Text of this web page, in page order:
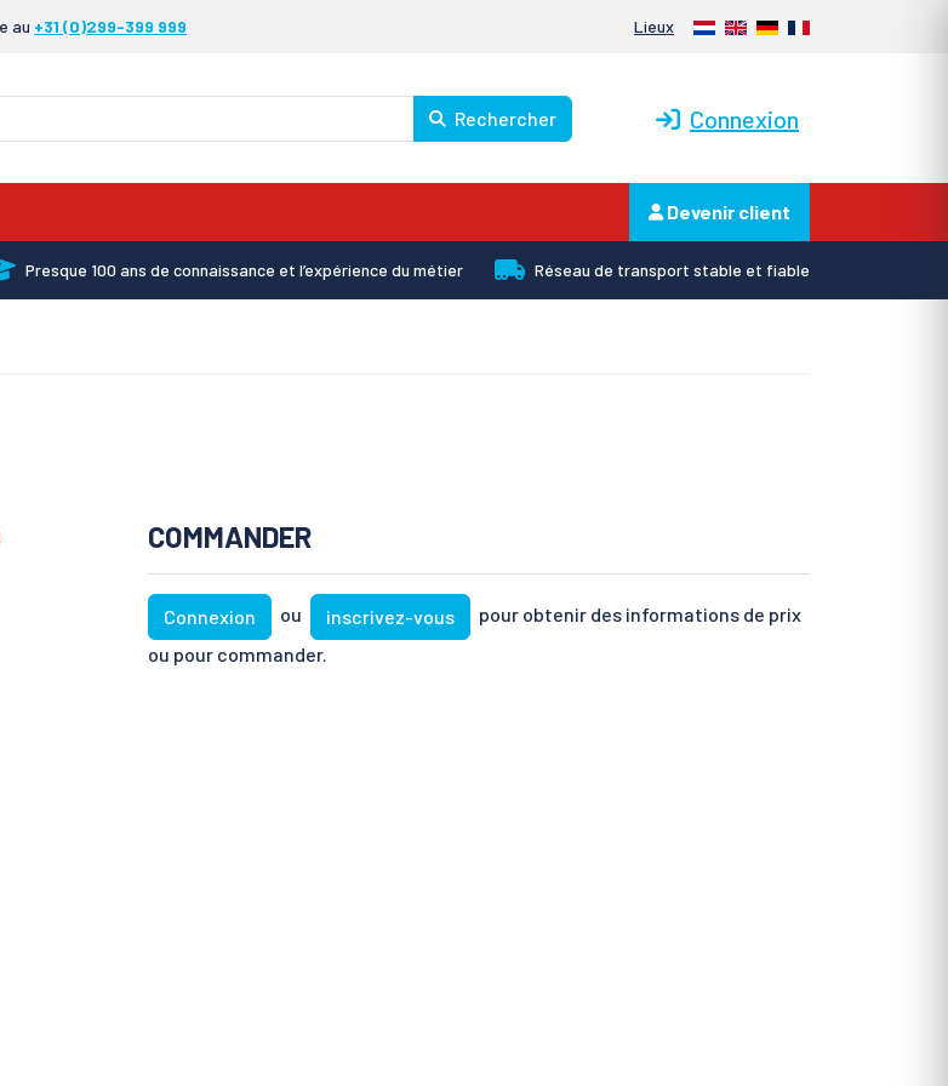
au +31 (0)299-399 999 Lieux Nederlands
EnglishDeutschFrançais
Rechercher Connexion
Devenir client
Presque 100 ans de connaissance et l’expérience du métier Réseau de transport stable et fiable
COMMANDER
Connexion ou inscrivez-vous
pour obtenir des informations de prix
ou pour commander.